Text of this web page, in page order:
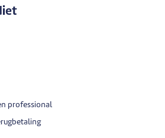
professional